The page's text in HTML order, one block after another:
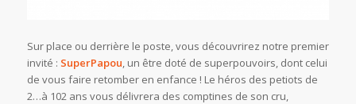
Sur place ou derrière le poste, vous découvrirez notre premier
invité : SuperPapou, un être doté de superpouvoirs, dont celui
de vous faire retomber en enfance ! Le héros des petiots de
2…à 102 ans vous délivrera des comptines de son cru,